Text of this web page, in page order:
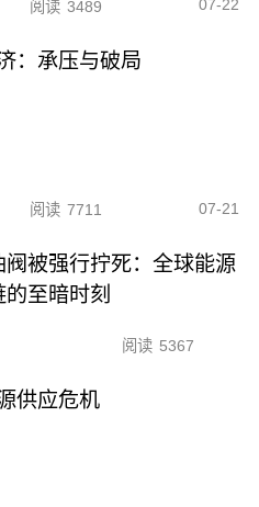
阅读 3489 07-22
：承压与破局
阅读 7711 07-21
阀被强行拧死：全球能源
的至暗时刻
阅读 5367
供应危机